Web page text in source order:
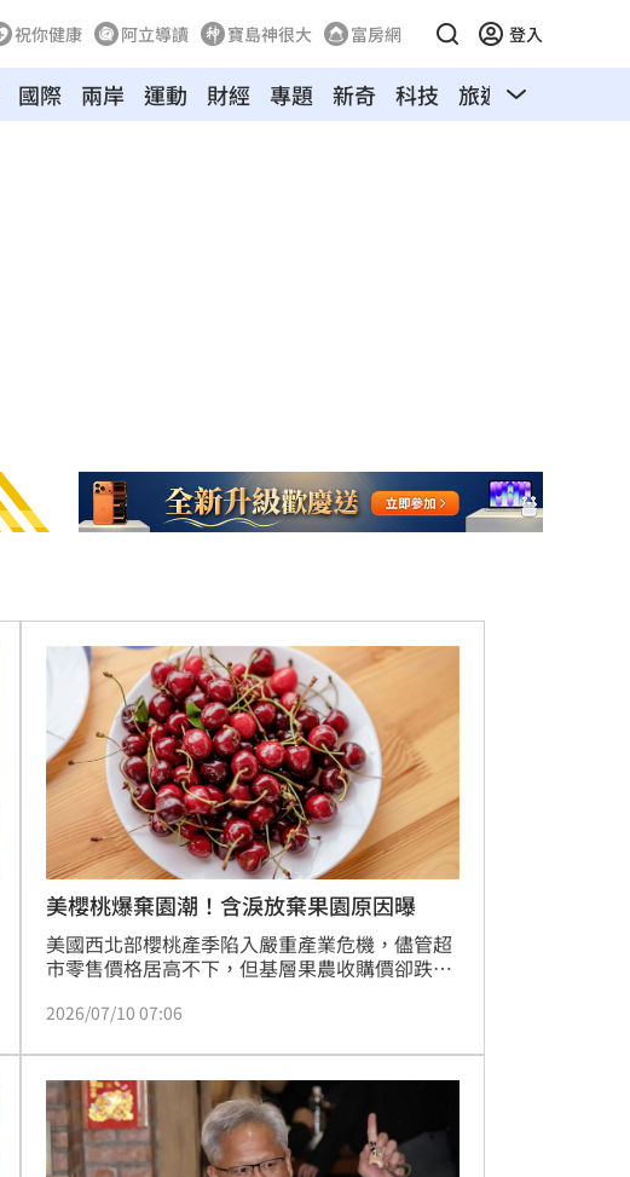
祝你健康 阿立導讀 寶島神很大 富房網 登入
國際 兩岸 運動 財經 專題 新奇 科技 旅遊 汽車
美櫻桃爆棄園潮！含淚放棄果園原因曝
美國西北部櫻桃產季陷入嚴重產業危機，儘管超
市零售價格居高不下，但基層果農收購價卻跌破
Times》報導，6月零售與批發價差高達每磅2美
人工成本，許多農民不堪虧損，選擇棄置果園放
棄採收。農業經濟學家德布里奇警告，若供應鏈
分配失衡無法改善，恐將引發更大規模的農場倒
閉潮。雖然預期國慶後價格或有反彈，但長期結
構性問題
2026/07/10 07:06